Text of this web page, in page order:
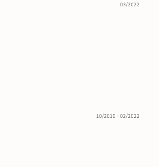
03/2022
10/2019 - 02/2022